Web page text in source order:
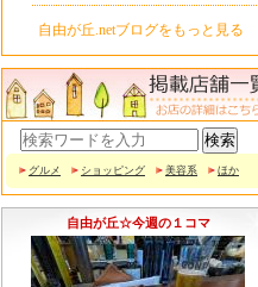
顧問契約 】 冷え性改善協会は、小規模の
エステサロン、リ..
自由が丘.netブログをもっと見る
グルメ ショッピング 美容系 ほか
自由が丘☆今週の１コマ